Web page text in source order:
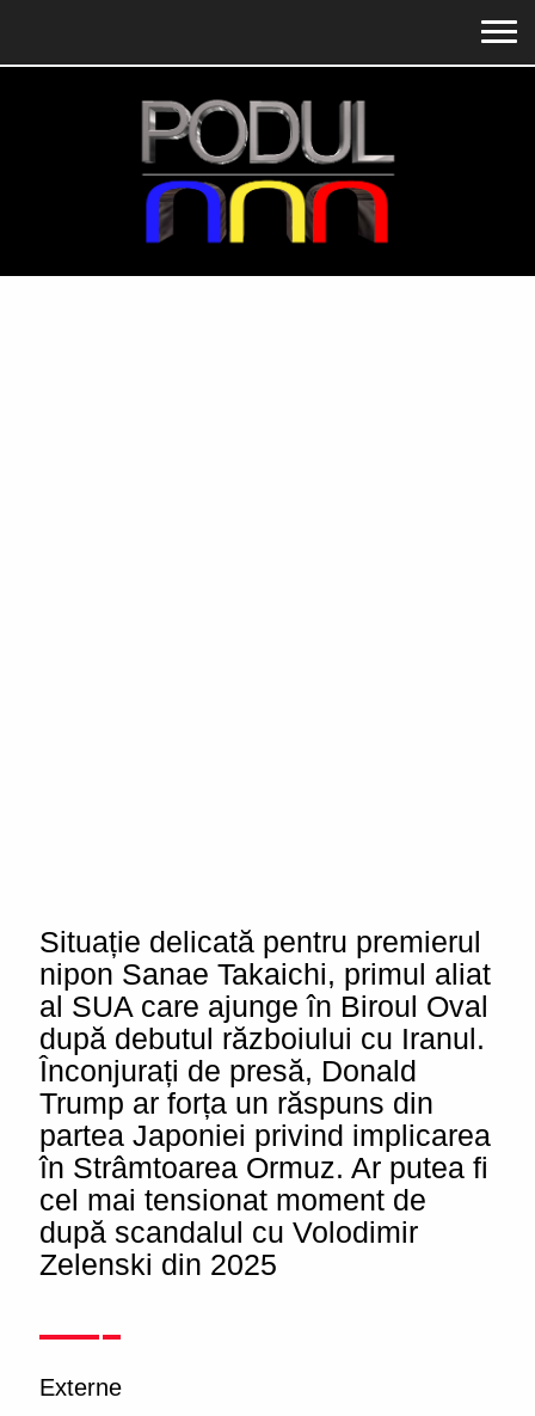
Situație delicată pentru premierul
nipon Sanae Takaichi, primul aliat
al SUA care ajunge în Biroul Oval
după debutul războiului cu Iranul.
Înconjurați de presă, Donald
Trump ar forța un răspuns din
partea Japoniei privind implicarea
în Strâmtoarea Ormuz. Ar putea fi
cel mai tensionat moment de
după scandalul cu Volodimir
Zelenski din 2025
Externe